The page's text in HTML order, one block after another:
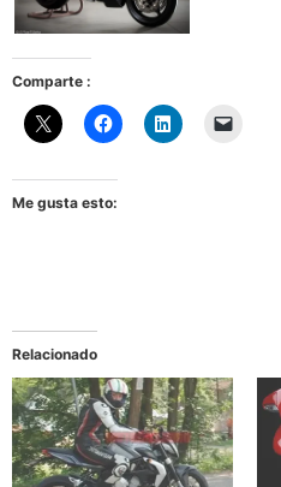
Comparte :
Me gusta esto:
Relacionado